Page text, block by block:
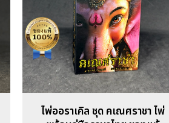
ไพ่ออราเคิล ชุด คเณศราชา ไพ่